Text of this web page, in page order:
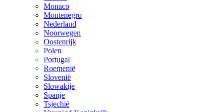
Monaco
Montenegro
Nederland
Noorwegen
Oostenrijk
Polen
Portugal
Roemenië
Slovenië
Slowakije
Spanje
Tsjechië